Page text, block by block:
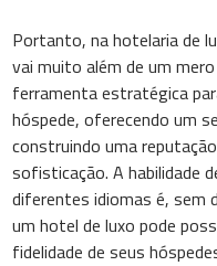
Portanto, na hotelaria de
vai muito além de um
ferramenta estratégica
hóspede, oferecendo um
construindo uma
sofisticação. A habilidade
diferentes idiomas é, sem
um hotel de luxo pode
fidelidade de seus